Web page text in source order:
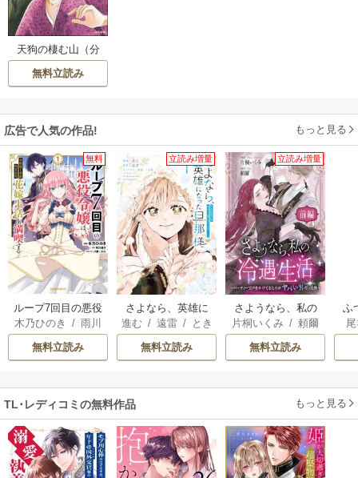
天狗の棲む山（分
冊版）
無料立読み
広告で人気の作品! もっと見る
無料
ループ7回目の悪役
令嬢は、元敵国で
自由気ままな花嫁
生活を満喫する
木乃ひのき /雨川
/ 八美☆わん
無料立読み
立読み増量
さよなら、英雄に
なった旦那様 ～
ただ祈るだけの役
立たずな妻のはず
進む / 遠雷/ とき
間
無料立読み
立読み増量
さようなら、私の
冷遇生活 ～パーテ
ィーで声をかけて
きたのがヤバい男
片桐いくみ / 頼爾
無料立読み
ふ
TL･レディコミの無料作品 もっと見る